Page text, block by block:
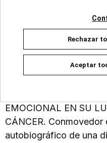
160
EMOCIONAL EN SU
CÁNCER. Conmovedor
autobiográfico de una
Rechazar
Aceptar